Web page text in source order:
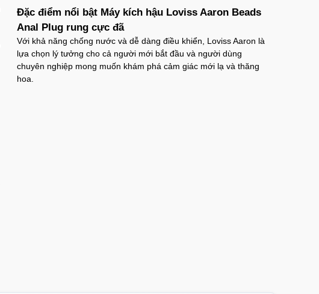
Đặc điểm nổi bật Máy kích hậu Loviss Aaron Beads
Anal Plug rung cực đã
Với khả năng chống nước và dễ dàng điều khiển, Loviss Aaron là
lựa chọn lý tưởng cho cả người mới bắt đầu và người dùng
chuyên nghiệp mong muốn khám phá cảm giác mới lạ và thăng
hoa.